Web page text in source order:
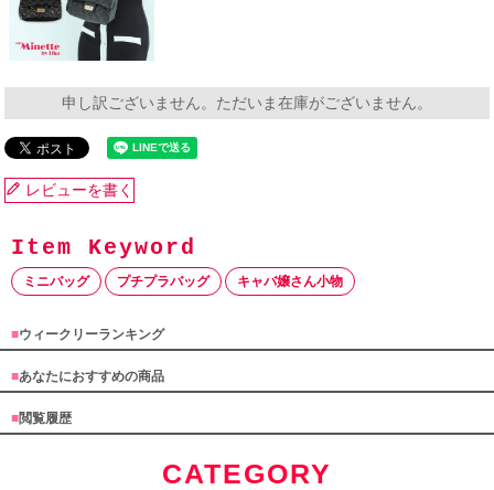
申し訳ございません。ただいま在庫がございません。
レビューを書く
ミニバッグ プチプラバッグ キャバ嬢さん小物
■ウィークリーランキング
■あなたにおすすめの商品
■閲覧履歴
CATEGORY